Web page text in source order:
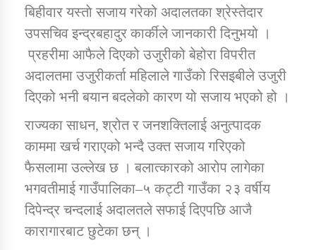
सामाजिक बिकास कार्यालय जुम्लाकाे सुचना
कार्यक्रम कार्यान्वयन एकाई जुम्लाको सुचना
बिहीवार यस्ताे सजाय गरेको अदालतका श्रेस्तेदार
उपसचिव इन्द्रबहादुर कार्कीले जानकारी दिनुभयो ।
प्रहरीमा आफैले दिएको उजुरीको बेहोरा विपरीत
अदालतमा उजुरीकर्ता महिलाले गाउँको रिसइबीले उजुरी
दिएको भनी बयान बदलेको कारण यो सजाय भएको हो ।
राज्यका साधन, श्रोत र जनशक्तिलाई अनुत्पादक
काममा खर्च गराएको भन्दै उक्त सजाय गरिएको
फैसलामा उल्लेख छ । बलात्कारको आरोप लागेका
भगवतीमाई गाउँपालिका–५ कट्टी गाउँका २३ वर्षीय
दिपेन्द्र चन्दलाई अदालतले सफाई दिएपछि आजै
कारागारबाट छुटेका छन् ।